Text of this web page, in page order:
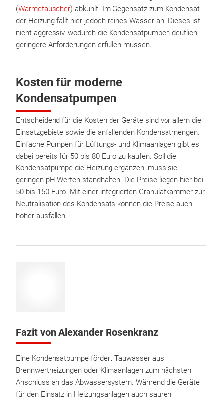
(Wärmetauscher) abkühlt. Im Gegensatz zum Kondensat
der Heizung fällt hier jedoch reines Wasser an. Dieses ist
nicht aggressiv, wodurch die Kondensatpumpen deutlich
geringere Anforderungen erfüllen müssen.
Kosten für moderne
Kondensatpumpen
Entscheidend für die Kosten der Geräte sind vor allem die
Einsatzgebiete sowie die anfallenden Kondensatmengen.
Einfache Pumpen für Lüftungs- und Klimaanlagen gibt es
dabei bereits für 50 bis 80 Euro zu kaufen. Soll die
Kondensatpumpe die Heizung ergänzen, muss sie
geringen pH-Werten standhalten. Die Preise liegen hier bei
50 bis 150 Euro. Mit einer integrierten Granulatkammer zur
Neutralisation des Kondensats können die Preise auch
höher ausfallen.
Fazit von Alexander Rosenkranz
Eine Kondensatpumpe fördert Tauwasser aus
Brennwertheizungen oder Klimaanlagen zum nächsten
Anschluss an das Abwassersystem. Während die Geräte
für den Einsatz in Heizungsanlagen auch sauren